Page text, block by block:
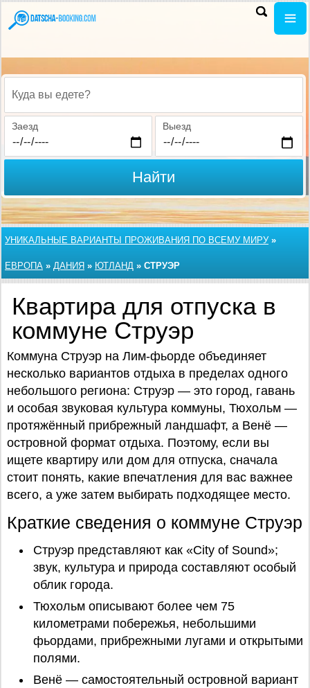
Куда вы едете?
Заезд Выезд
Найти
УНИКАЛЬНЫЕ ВАРИАНТЫ ПРОЖИВАНИЯ ПО ВСЕМУ МИРУ»
ЕВРОПА » ДАНИЯ » ЮТЛАНД » СТРУЭР
Квартира для отпуска в
коммуне Струэр
Коммуна Струэр на Лим-фьорде объединяет
несколько вариантов отдыха в пределах одного
небольшого региона: Струэр — это город, гавань
и особая звуковая культура коммуны, Тюхольм —
протяжённый прибрежный ландшафт, а Венё —
островной формат отдыха. Поэтому, если вы
ищете квартиру или дом для отпуска, сначала
стоит понять, какие впечатления для вас важнее
всего, а уже затем выбирать подходящее место.
Краткие сведения о коммуне Струэр
Струэр представляют как «City of Sound»;
звук, культура и природа составляют особый
облик города.
Тюхольм описывают более чем 75
километрами побережья, небольшими
фьордами, прибрежными лугами и открытыми
полями.
Венё — самостоятельный островной вариант